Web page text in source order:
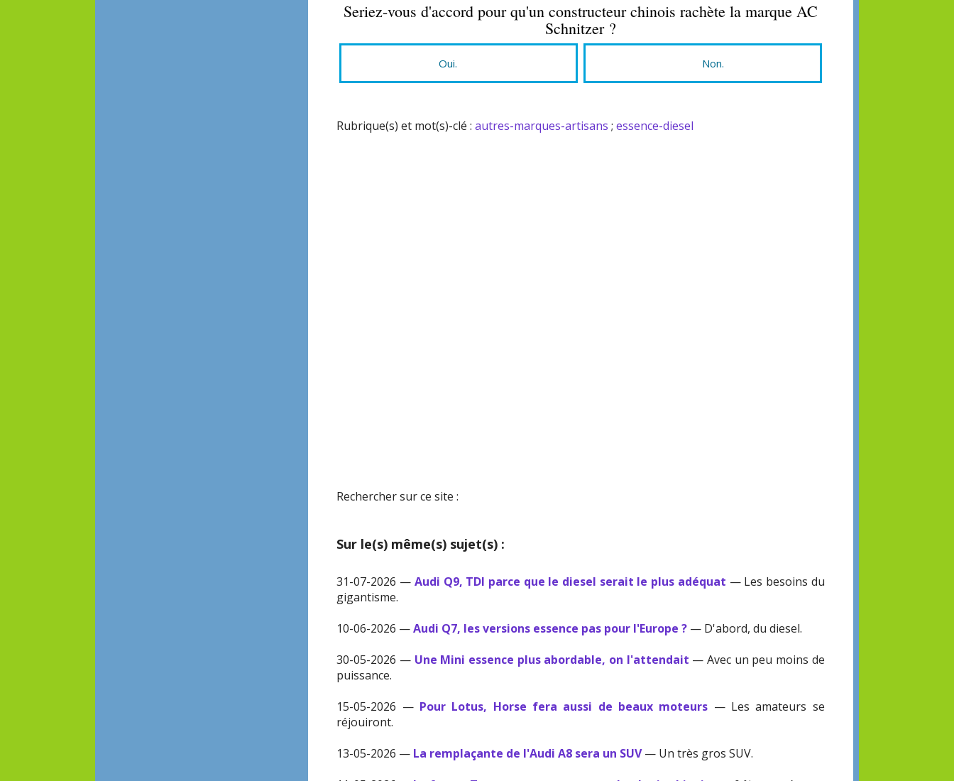
Seriez-vous d'accord pour qu'un constructeur chinois rachète la marque AC
Schnitzer ?
Oui. Non.
Rubrique(s) et mot(s)-clé :autres-marques-artisans ;essence-diesel
Rechercher sur ce site :
Sur le(s) même(s) sujet(s) :
31-07-2026 — Audi Q9, TDI parce que le diesel serait le plus adéquat — Les besoins du
gigantisme.
10-06-2026 —Audi Q7, les versions essence pas pour l'Europe ? — D'abord, du diesel.
30-05-2026 — Une Mini essence plus abordable, on l'attendait — Avec un peu moins de
puissance.
15-05-2026 — Pour Lotus, Horse fera aussi de beaux moteurs — Les amateurs se
réjouiront.
13-05-2026 — La remplaçante de l'Audi A8 sera un SUV— Un très gros SUV.